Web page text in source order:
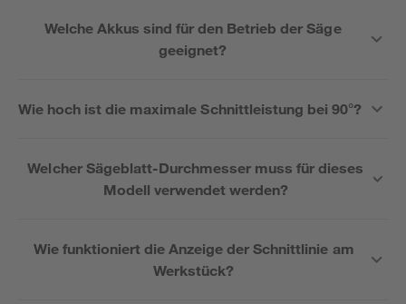
Welche Akkus sind für den Betrieb der Säge
geeignet?
Wie hoch ist die maximale Schnittleistung bei 90°?
Welcher Sägeblatt-Durchmesser muss für dieses
Modell verwendet werden?
Wie funktioniert die Anzeige der Schnittlinie am
Werkstück?